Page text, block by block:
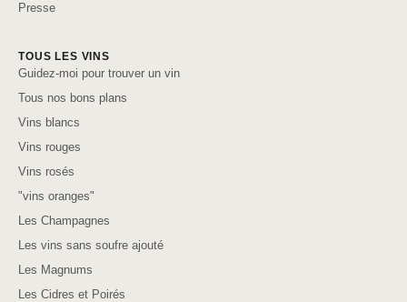
Presse
TOUS LES VINS
Guidez-moi pour trouver un vin
Tous nos bons plans
Vins blancs
Vins rouges
Vins rosés
"vins oranges"
Les Champagnes
Les vins sans soufre ajouté
Les Magnums
Les Cidres et Poirés